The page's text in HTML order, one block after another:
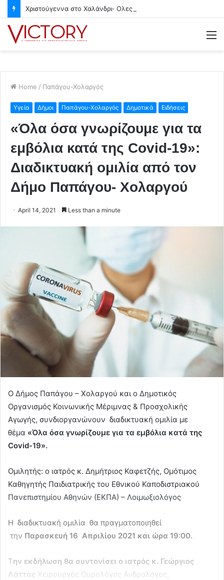
Home / Παπάγου-Χολαργός
Υγεία Δήμοι Παπάγου-Χολαργός Δημοτικά Ειδήσεις
«Όλα όσα γνωρίζουμε για τα
εμβόλια κατά της Covid-19»:
Διαδικτυακή ομιλία από τον
Δήμο Παπάγου- Χολαργού
April 14, 2021 Less than a minute
Ο Δήμος Παπάγου – Χολαργού και ο Δημοτικός
Οργανισμός Κοινωνικής Μέριμνας & Προσχολικής
Αγωγής, συνδιοργανώνουν διαδικτυακή ομιλία με
θέμα «Όλα όσα γνωρίζουμε για τα εμβόλια κατά της
Covid-19».
Ομιλητής: ο ιατρός κ. Δημήτριος Καφετζής, Ομότιμος
Καθηγητής Παιδιατρικής του Εθνικού Καποδιστριακού
Πανεπιστημίου Αθηνών (ΕΚΠΑ) – Λοιμωξιολόγος
Η διαδικτυακή ομιλία θα πραγματοποιηθεί
την Παρασκευή 16 Απριλίου 2021 και ώρα 19:00.
Την εκδήλωση θα συντονίσει ο ιατρός κ. Γεώργιος
Λάττας Χειρουργός Ουρολόγος Ανδρολόγος,